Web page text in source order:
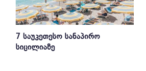
7 ᲡᲐᲣᲙᲔᲗᲔᲡᲝ ᲡᲐᲜᲐᲞᲘᲠᲝ
ᲡᲘᲪᲘᲚᲘᲐᲖᲔ